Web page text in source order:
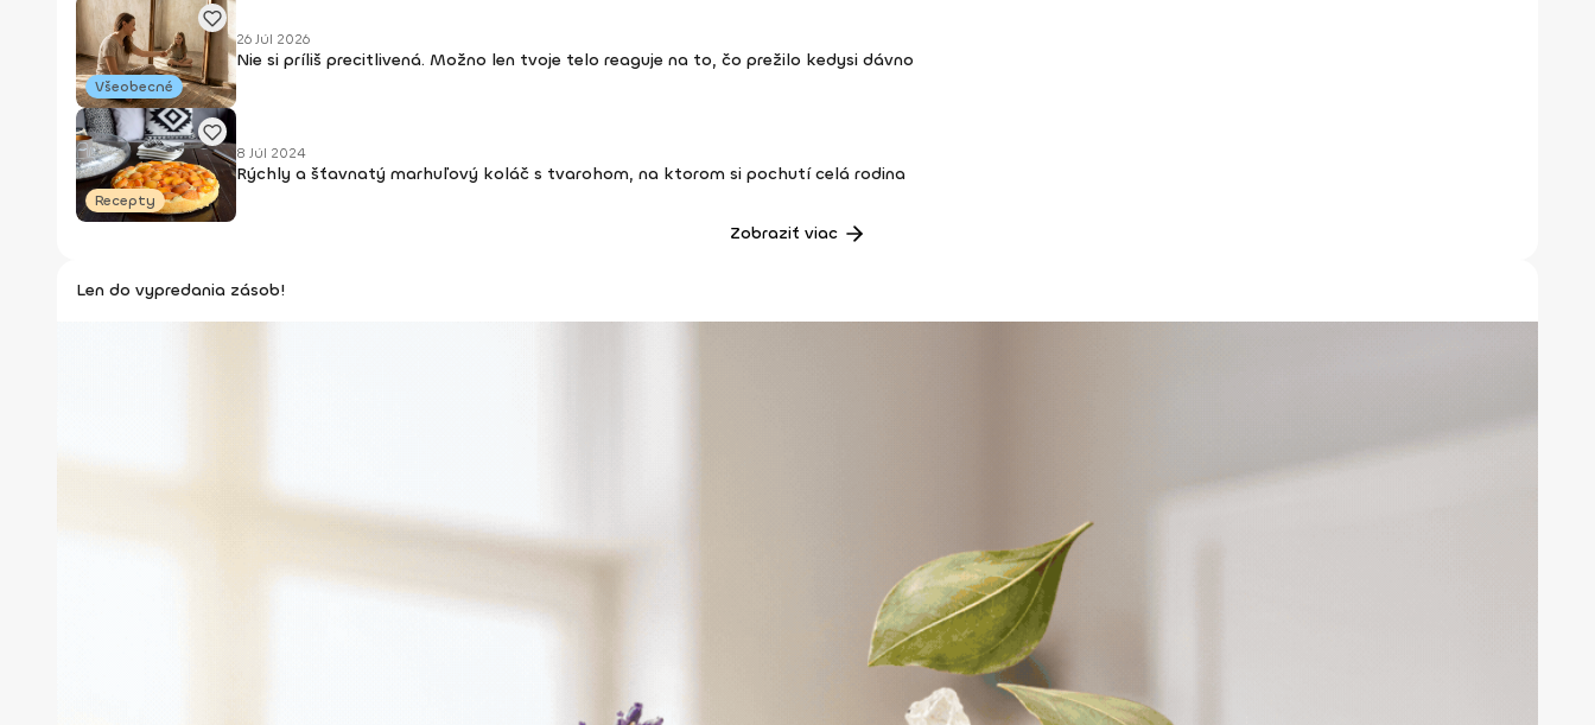
Všeobecné
26 Júl 2026
Nie si príliš precitlivená. Možno len tvoje telo reaguje na to, čo prežilo kedysi dávno
Recepty
8 Júl 2024
Rýchly a šťavnatý marhuľový koláč s tvarohom, na ktorom si pochutí celá rodina
Zobraziť viac
Len do vypredania zásob!